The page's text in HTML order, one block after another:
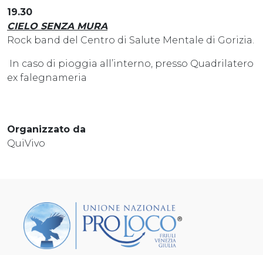
19.30
CIELO SENZA MURA
Rock band del Centro di Salute Mentale di Gorizia.
In caso di pioggia all’interno, presso Quadrilatero
ex falegnameria
Organizzato da
QuiVivo